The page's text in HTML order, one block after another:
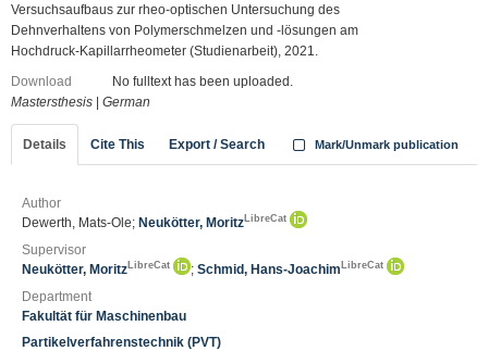
Versuchsaufbaus zur rheo-optischen Untersuchung des
Dehnverhaltens von Polymerschmelzen und -lösungen am
Hochdruck-Kapillarrheometer (Studienarbeit), 2021.
Download
No fulltext has been uploaded.
Mastersthesis
German
Details Cite This Export / Search Mark/Unmark publication
Author
Dewerth, Mats-Ole; Neukötter, Moritz LibreCat
Supervisor
Neukötter, Moritz LibreCat ; Schmid, Hans-Joachim LibreCat
Department
Fakultät für Maschinenbau
Partikelverfahrenstechnik (PVT)